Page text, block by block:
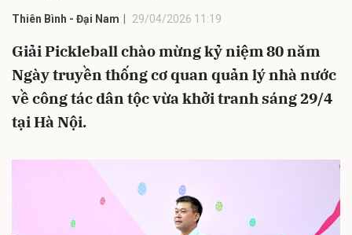
Thiên Bình - Đại Nam 29/04/2026 11:19
Giải Pickleball chào mừng kỷ niệm 80 năm
Ngày truyền thống cơ quan quản lý nhà nước
về công tác dân tộc vừa khởi tranh sáng 29/4
tại Hà Nội.